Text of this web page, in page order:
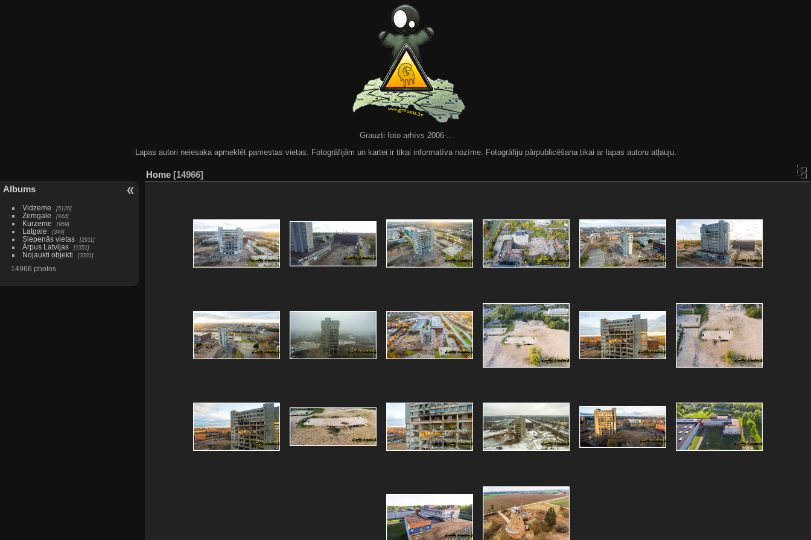
Grauzti foto arhīvs 2006-..
Lapas autori neiesaka apmeklēt pamestas vietas. Fotogrāfijām un kartei ir tikai informatīva nozīme. Fotogrāfiju pārpublicēšana tikai ar lapas autoru atļauju.
Albums
Vidzeme 5126
Zemgale 944
Kurzeme 959
Latgale 344
Slepenās vietas 2911
Ārpus Latvijas 1351
Nojaukti objekti 3331
14966 photos
Home 14966